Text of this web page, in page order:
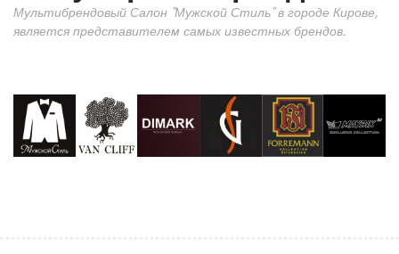
Мультибрендовый Салон "Мужской Стиль" в городе Кирове,
является представителем самых известных брендов.